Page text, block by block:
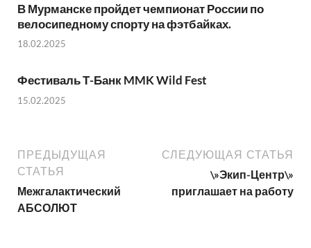
В Мурманске пройдет чемпионат России по
велосипедному спорту на фэтбайках.
18.02.2025
Фестиваль Т-Банк MMK Wild Fest
15.02.2025
ПРЕДЫДУЩАЯ
СТАТЬЯ
Межгалактический
АБСОЛЮТ
СЛЕДУЮЩАЯ СТАТЬЯ
\»Экип-Центр\»
приглашает на работу